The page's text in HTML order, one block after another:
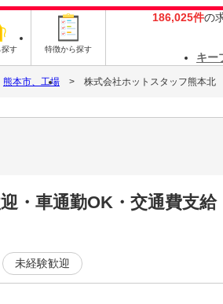
探す 特徴から探す
186,025件の
キー
熊本市、工場 株式会社ホットスタッフ熊本北
・車通勤OK・交通費支
未経験歓迎